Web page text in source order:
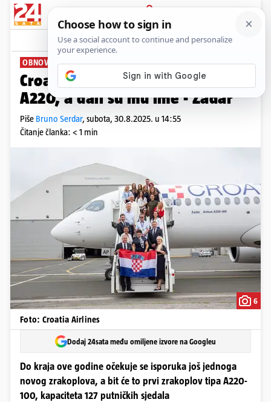
PRIJAVA
News Komentari
OBNOVA FLOTE
Croatia Airlines ima novi Airbus
A220, a dali su mu ime - Zadar
Piše Bruno Serdar, subota, 30.8.2025. u 14:55
Čitanje članka: < 1 min
6
Foto: Croatia Airlines
Dodaj 24sata među omiljene izvore na Googleu
Do kraja ove godine očekuje se isporuka još jednoga
novog zrakoplova, a bit će to prvi zrakoplov tipa A220-
100, kapaciteta 127 putničkih sjedala